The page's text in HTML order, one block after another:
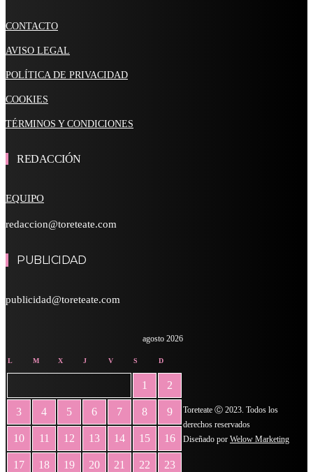
CONTACTO
AVISO LEGAL
POLÍTICA DE PRIVACIDAD
COOKIES
TÉRMINOS Y CONDICIONES
REDACCIÓN
EQUIPO
redaccion@toreteate.com
PUBLICIDAD
publicidad@toreteate.com
agosto 2026
L M X J V S D
1 2
3 4 5 6 7 8 9
10 11 12 13 14 15 16
17 18 19 20 21 22 23
Toreteate Ⓒ 2023. Todos los
derechos reservados
Diseñado por Welow Marketing